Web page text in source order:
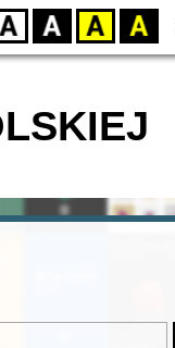
D BW YB BY